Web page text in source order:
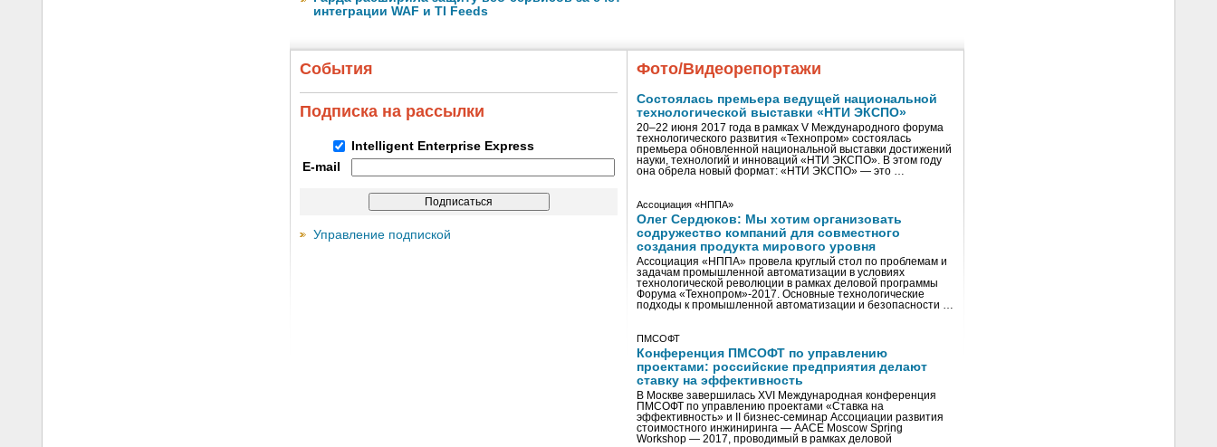
интеграции WAF и TI Feeds
События
Подписка на рассылки
Intelligent Enterprise Express
E-mail
Управление подпиской
Фото/Видеорепортажи
Состоялась премьера ведущей национальной
технологической выставки «НТИ ЭКСПО»
20–22 июня 2017 года в рамках V Международного форума
технологического развития «Технопром» состоялась
премьера обновленной национальной выставки достижений
науки, технологий и инноваций «НТИ ЭКСПО». В этом году
она обрела новый формат: «НТИ ЭКСПО» — это …
Ассоциация «НППА»
Олег Сердюков: Мы хотим организовать
содружество компаний для совместного
создания продукта мирового уровня
Ассоциация «НППА» провела круглый стол по проблемам и
задачам промышленной автоматизации в условиях
технологической революции в рамках деловой программы
Форума «Технопром»-2017. Основные технологические
подходы к промышленной автоматизации и безопасности …
ПМСОФТ
Конференция ПМСОФТ по управлению
проектами: российские предприятия делают
ставку на эффективность
В Москве завершилась XVI Международная конференция
ПМСОФТ по управлению проектами «Ставка на
эффективность» и II бизнес-семинар Ассоциации развития
стоимостного инжиниринга — AACE Moscow Spring
Workshop — 2017, проводимый в рамках деловой